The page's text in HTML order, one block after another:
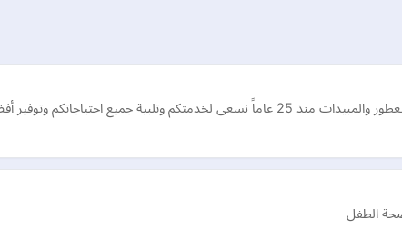
وتوفير أفضل المنتجات بأسعار منافسه
صحة الطفل